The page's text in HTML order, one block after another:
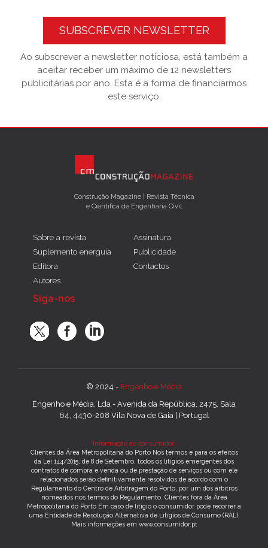
SUBSCREVER NEWSLETTER
Ao subscrever a newsletter noticiosa, está também a
aceitar receber um máximo de 12 newsletters
publicitárias por ano. Esta é a forma de financiarmos
este serviço.
Construção Magazine | Revista Técnica
e Científica de Engenharia Civil
Sobre a revista
Suplemento energuia
Editora
Autores
Assinatura
Publicidade
Contactos
Siga-nos
© 2024 - Engenho e Média
Engenho e Média, Lda - Avenida da República, 2475, Sala
64, 4430-208 Vila Nova de Gaia | Portugal
Informação ao consumidor:
Clientes da Área Metropolitana do Porto Nos termos e para os efeitos
da Lei 144/2015, de 8 de Setembro, todos os litígios emergentes dos
contratos de compra e venda ou de prestação de serviços ou com ele
relacionados serão definitivamente resolvidos de acordo com o
Regulamento do Centro de Arbitragem do Porto, por um dos árbitros
nomeados nos termos do Regulamento. Clientes fora da Área
Metropolitana do Porto Em caso de litígio o consumidor pode recorrer a
uma Entidade de Resolução Alternativa de Litígios de Consumo (RAL).
Mais informações em www.consumidor.pt